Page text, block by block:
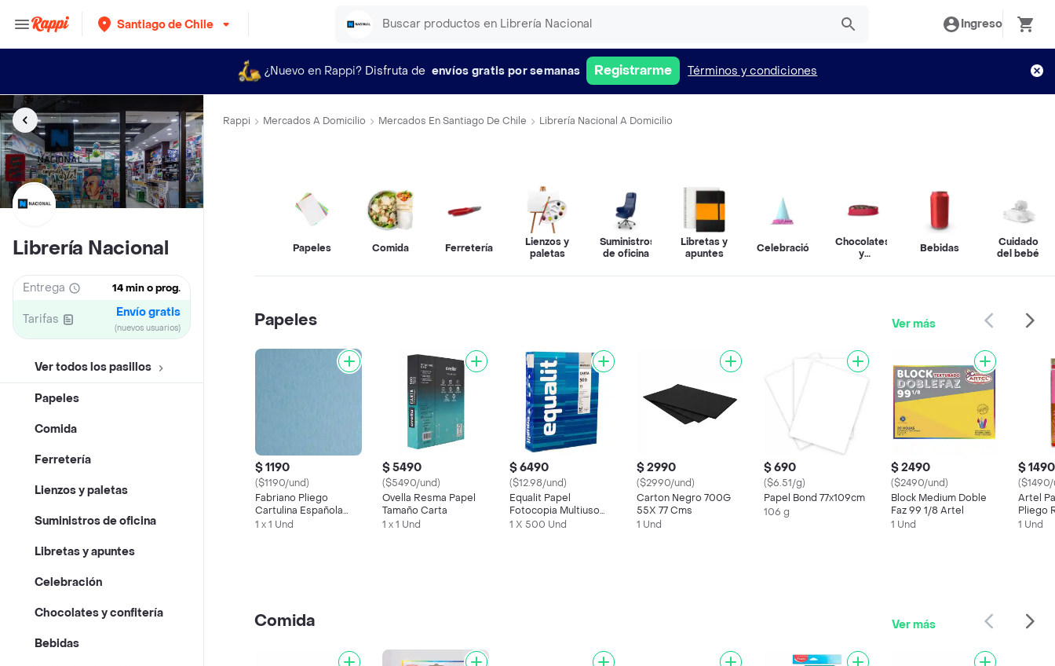
Santiago de Chile Ingreso
¿Nuevo en Rappi? Disfruta de envíos gratis por semanas Registrarme Términos y condiciones
Librería Nacional
Entrega 14 min o prog.
Tarifas Envío gratis
(nuevos usuarios)
Ver todos los pasillos
Papeles
Comida
Ferretería
Lienzos y paletas
Suministros de oficina
Libretas y apuntes
Celebración
Chocolates y confitería
Bebidas
Rappi Mercados A Domicilio Mercados En Santiago De Chile Librería Nacional A Domicilio
Papeles Comida Ferretería
Lienzos y
paletas
Suministros
de oficina
Libretas y
apuntes
Celebración
Chocolates
y
Bebidas
Cuidado
del bebé
Papeles Ver más
$ 1190
($1190/und)
Fabriano Pliego
Cartulina Española
Color Celeste
1 x 1 Und
$ 5490
($5490/und)
Ovella Resma Papel
Tamaño Carta
1 x 1 Und
$ 6490
($12.98/und)
Equalit Papel
Fotocopia Multiuso
Tamaño Carta
1 X 500 Und
$ 2990
($2990/und)
Carton Negro 700G
55X 77 Cms
1 Und
$ 690
($6.51/g)
Papel Bond 77x109cm
106 g
$ 2490
($2490/und)
Block Medium Doble
Faz 99 1/8 Artel
1 Und
$ 1490
Artel
Pliego
cm.
1 Und
Comida Ver más